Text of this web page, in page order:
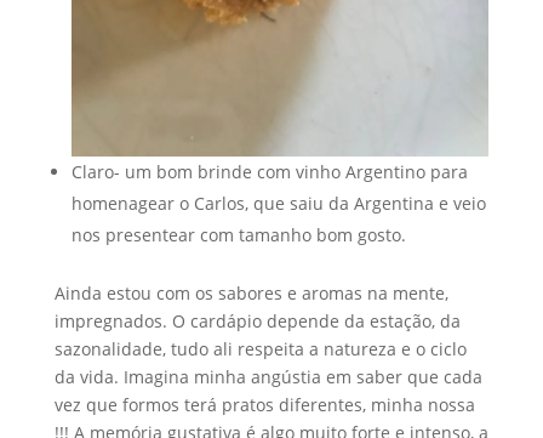
Claro- um bom brinde com vinho Argentino para
homenagear o Carlos, que saiu da Argentina e veio
nos presentear com tamanho bom gosto.
Ainda estou com os sabores e aromas na mente,
impregnados. O cardápio depende da estação, da
sazonalidade, tudo ali respeita a natureza e o ciclo
da vida. Imagina minha angústia em saber que cada
vez que formos terá pratos diferentes, minha nossa
salada com mostarda negra crocante e molho de
vinagre de abacaxi e mostarda artesanal, me marcou
muito. Também a sopa de cenoura que conseguiu
ser tão boa quanto a daBar Sete Maravilhas no Porto
que já contei aqui.